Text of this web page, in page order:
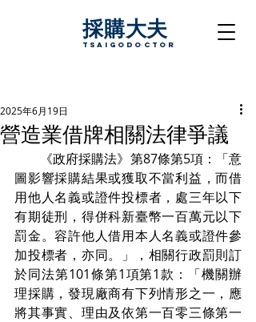
採購大夫
TsaigoDoctor
營造業借牌相關法律爭議
2025年6月19日
《政府採購法》第87條第5項：「意
圖影響採購結果或獲取不當利益，而借
用他人名義或證件投標者，處三年以下
有期徒刑，得併科新臺幣一百萬元以下
罰金。容許他人借用本人名義或證件參
加投標者，亦同。」，相關行政罰則訂
於同法第101條第1項第1款：「機關辦
理採購，發現廠商有下列情形之一，應
將其事實、理由及依第一百零三條第一